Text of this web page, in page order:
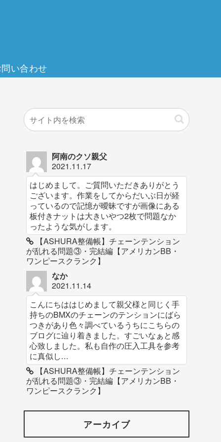
い合わせ
阿南のクソ親父
2021.11.17
はじめまして。ご質問いただきありがとう
ございます。作業をしてからだいぶ日が経
っているので記憶が曖昧ですが画像にある
板付きナットは大きいやつ2枚で問題なか
ったような気がします。
【ASHURA整備帳】チェーンテンション
が乱れる問題③・完結編【アメリカンBB・
ワンピースクランク】
なか
2021.11.14
こんにちははじめまして親父様と同じく手
持ちのBMXのチェーンのテンションにばら
つきがあり色々調べているうちにこちらの
ブログに辿り着きました。すごいなぁと感
心致しました。私も自作の圧入工具を参考
に真似し...
【ASHURA整備帳】チェーンテンション
が乱れる問題③・完結編【アメリカンBB・
ワンピースクランク】
アーカイブ